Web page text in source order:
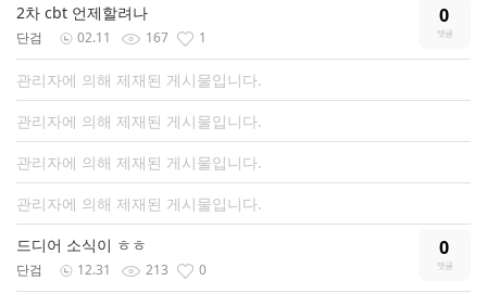
2차 cbt 언제할려나 0
단검 02.11 167 1
관리자에 의해 제재된 게시물입니다.
관리자에 의해 제재된 게시물입니다.
관리자에 의해 제재된 게시물입니다.
관리자에 의해 제재된 게시물입니다.
드디어 소식이 ㅎㅎ
0
단검 12.31 213 0